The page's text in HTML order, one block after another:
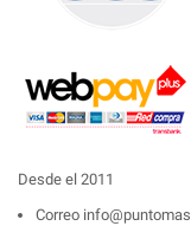
Desde el 2011
Correo